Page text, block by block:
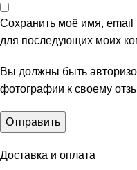
Сохранить моё имя, email
для последующих моих
Вы должны быть
фотографии к своему
Доставка и оплата